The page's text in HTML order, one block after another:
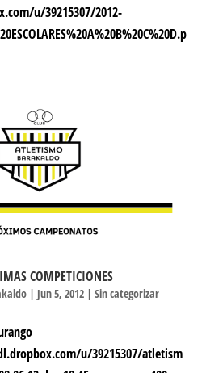
u/39215307/2012-
COMPETICIONES
| Jun 5, 2012| Sin categorizar
u/39215307/atletism